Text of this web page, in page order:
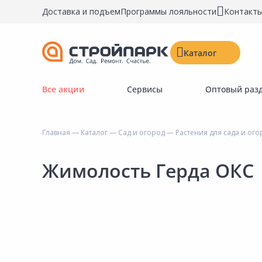
Доставка и подъемПрограммы лояльности Контакты
Каталог
Строительные материалы
Инструменты и крепёж
Керамическая плитка
Все акции Сервисы Оптовый
Главная — Каталог— Сад и огород— Растения для сада и
Жимолость Герда ОКС